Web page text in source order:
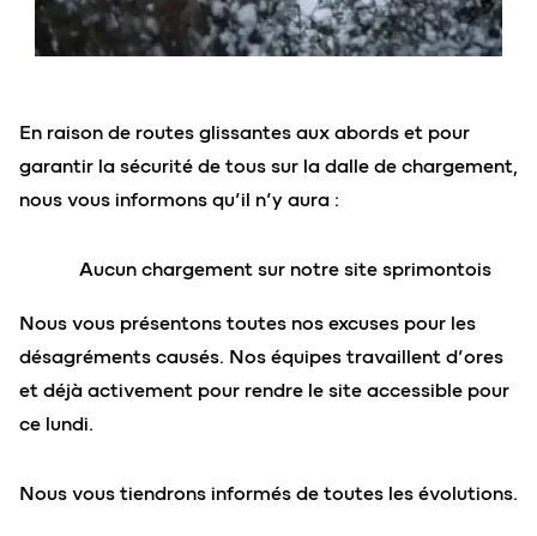
En raison de routes glissantes aux abords et pour
garantir la sécurité de tous sur la dalle de chargement,
nous vous informons qu’il n’y aura :
Aucun chargement sur notre site sprimontois
Nous vous présentons toutes nos excuses pour les
désagréments causés. Nos équipes travaillent d’ores
et déjà activement pour rendre le site accessible pour
ce lundi.
Nous vous tiendrons informés de toutes les évolutions.